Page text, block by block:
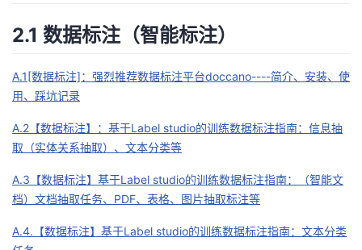
2.1 数据标注（智能标注）
A.1[数据标注]：强烈推荐数据标注平台doccano----简介、安装、使
用、踩坑记录
A.2【数据标注】：基于Label studio的训练数据标注指南：信息抽
取（实体关系抽取）、文本分类等
A.3【数据标注】基于Label studio的训练数据标注指南：（智能文
档）文档抽取任务、PDF、表格、图片抽取标注等
A.4.【数据标注】基于Label studio的训练数据标注指南：文本分类